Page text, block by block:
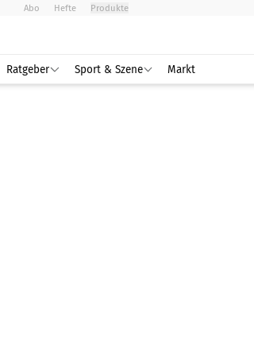
Abo Hefte Produkte
Ratgeber Sport & Szene Markt